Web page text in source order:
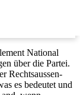
National
über die Partei.
Rechtsaussen-
es bedeutet und